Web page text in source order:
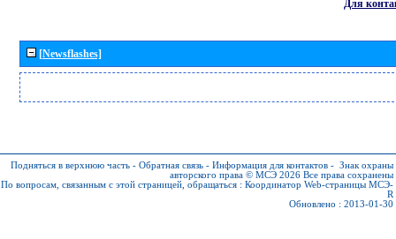
Для
[Newsflashes]
Подняться в верхнюю часть - Обратная связь - Информация для контактов - Знак охраны
авторского права © МСЭ 2026 Все права сохранены
По вопросам, связанным с этой страницей, обращаться : Координатор Web-страницы МСЭ-
R
Обновлено : 2013-01-30